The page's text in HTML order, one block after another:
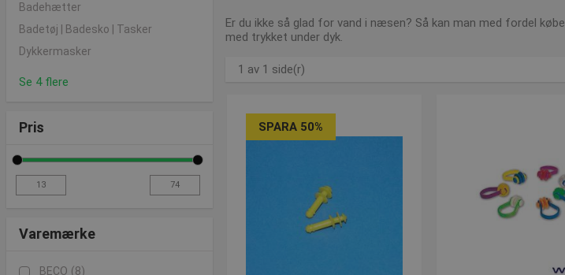
Badehætter
Badetøj | Badesko | Tasker
Dykkermasker
Se 4 flere
Pris
Varemærke
BECO (8)
Er du ikke så glad for vand i næsen? Så kan man med fordel
med trykket under dyk.
1 av 1 side(r)
SPARA 50%